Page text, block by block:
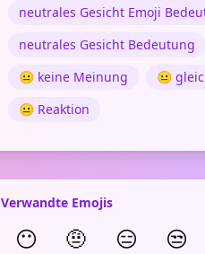
neutrales Gesicht Emoji
neutrales Gesicht Bedeutung
😐 keine Meinung
😐
😐 Reaktion
Verwandte Emojis
😶 🤨 😑 😒